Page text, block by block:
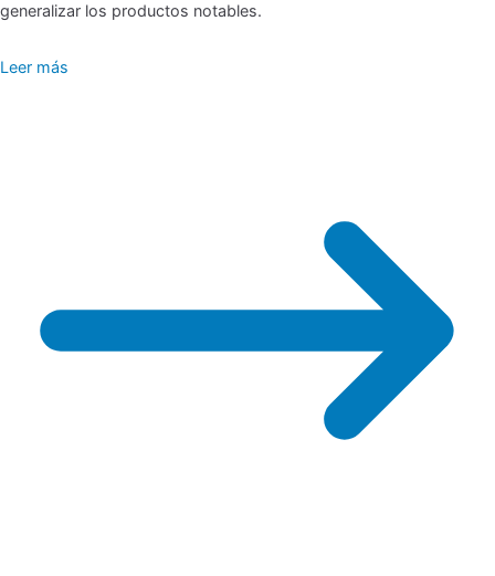
generalizar los productos notables.
Leer más